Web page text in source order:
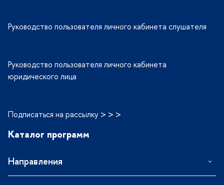
Руководство пользователя личного кабинета слушателя
Руководство пользователя личного кабинета
юридического лица
Подписаться на рассылку > > >
Каталог программ
Направления